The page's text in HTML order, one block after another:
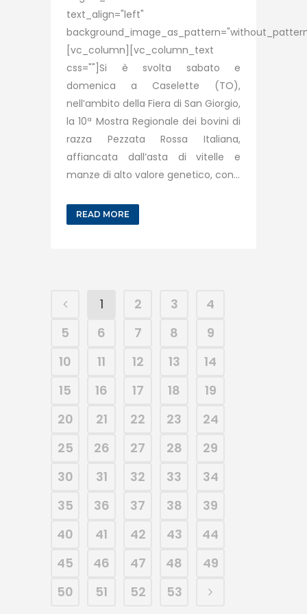
text_align="left"
[vc_column][vc_column_text
css=""]Si è svolta sabato e
domenica a Caselette (TO),
nell’ambito della Fiera di San Giorgio,
la 10ª Mostra Regionale dei bovini di
razza Pezzata Rossa Italiana,
affiancata dall’asta di vitelle e
manze di alto valore genetico, con...
READ MORE
1 2 3
4
5
6 7 8
9
10
11 12 13
14
15
16 17 18
19
20
21 22 23
24
25
26 27 28
29
30
31 32 33
34
35
36 37 38
39
40
41 42 43
44
45
46 47 48
49
50
51 52 53